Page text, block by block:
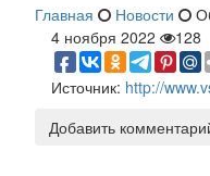
Главная Новости
4 ноября 2022
128
Источник: http://
Добавить